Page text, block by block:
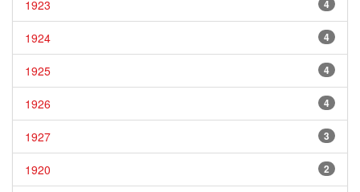
4
1923
4
1924
4
1925
4
1926
3
1927
2
1920